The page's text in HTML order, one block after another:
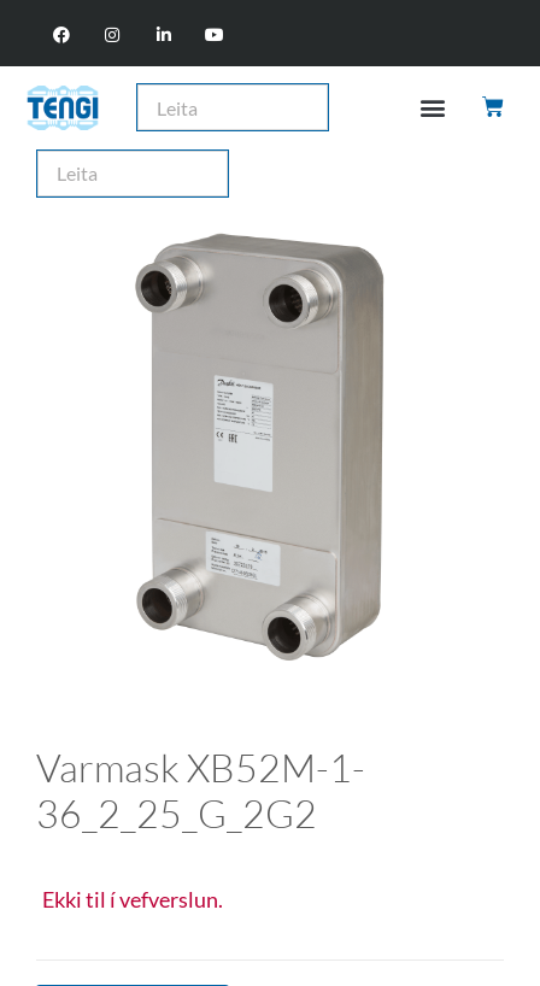
Varmask XB52M-1-
36_2_25_G_2G2
Ekki til í vefverslun.